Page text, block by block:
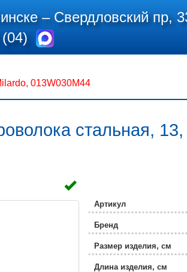
–Свердловский пр,
(04)
013W030M44
стальная,
Артикул
Бренд
Размер изделия, см
Длина изделия, см